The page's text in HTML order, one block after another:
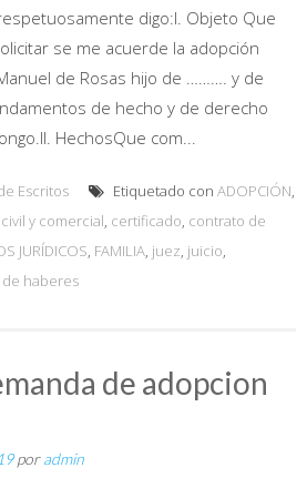
digo:I. Objeto Que
se me acuerde la adopción
de Rosas hijo de ………. y de
de hecho y de derecho
HechosQue com...
Escritos Etiquetado con ADOPCIÓN,
y comercial, certificado, contrato de
JURÍDICOS, FAMILIA, juez, juicio,
haberes
de adopcion
poradmin